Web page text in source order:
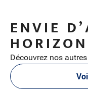
ENVIE
Découvrez nos